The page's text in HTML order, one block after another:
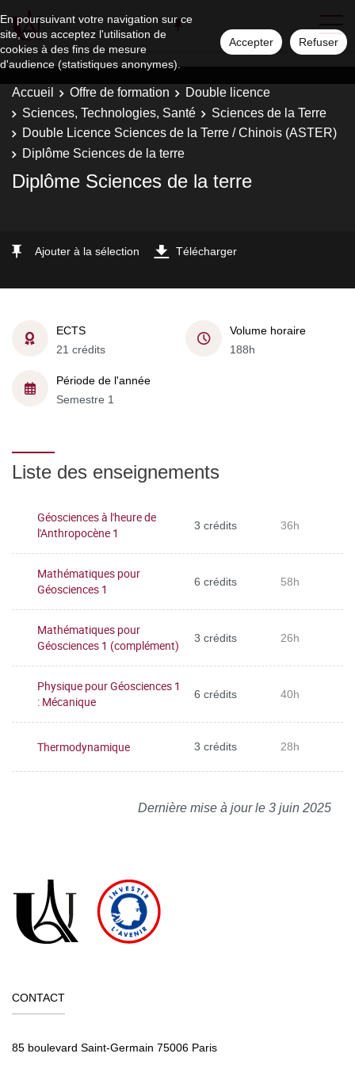
En poursuivant votre navigation sur ce
site, vous acceptez l'utilisation de
cookies à des fins de mesure
d'audience (statistiques anonymes).
Accepter Refuser
Accueil Offre de formation
Double licence
Sciences, Technologies, Santé
Sciences de la Terre
Double Licence Sciences de la Terre / Chinois (ASTER)
Diplôme Sciences de la terre
Diplôme Sciences de la terre
Ajouter à la sélection Télécharger
ECTS
21 crédits
Volume horaire
188h
Période de l'année
Semestre 1
Liste des enseignements
Géosciences à l'heure de
l'Anthropocène 1
3 crédits 36h
Mathématiques pour
Géosciences 1
6 crédits 58h
Mathématiques pour
Géosciences 1 (complément)
3 crédits 26h
Physique pour Géosciences 1
: Mécanique
6 crédits 40h
Thermodynamique 3 crédits 28h
Dernière mise à jour le 3 juin 2025
CONTACT
85 boulevard Saint-Germain 75006 Paris